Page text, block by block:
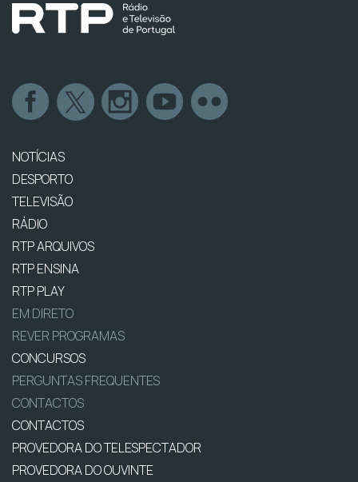
NOTÍCIAS
DESPORTO
TELEVISÃO
RÁDIO
RTP ARQUIVOS
RTP ENSINA
RTP PLAY
EM DIRETO
REVER PROGRAMAS
CONCURSOS
PERGUNTAS FREQUENTES
CONTACTOS
CONTACTOS
PROVEDORA DO TELESPECTADOR
PROVEDORA DO OUVINTE